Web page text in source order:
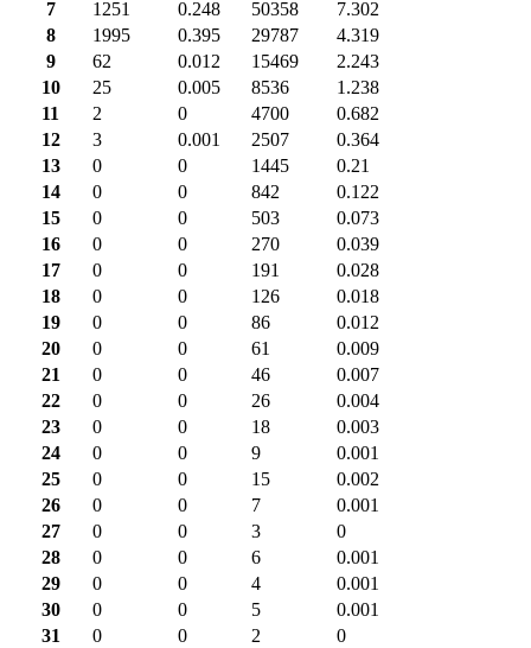
7
1251 0.248 50358
7.302
8
1995 0.395 29787
4.319
9
62 0.012 15469
2.243
10
25 0.005 8536
1.238
11
2 0 4700
0.682
12
3 0.001 2507
0.364
13
0 0 1445
0.21
14
0 0 842
0.122
15
0 0 503
0.073
16
0 0 270
0.039
17
0 0 191
0.028
18
0 0 126
0.018
19
0 0 86
0.012
20
0 0 61
0.009
21
0 0 46
0.007
22
0 0 26
0.004
23
0 0 18
0.003
24
0 0 9
0.001
25
0 0 15
0.002
26
0 0 7
0.001
27
0 0 3
0
28
0 0 6
0.001
29
0 0 4
0.001
30
0 0 5
0.001
31
0 0 2
0